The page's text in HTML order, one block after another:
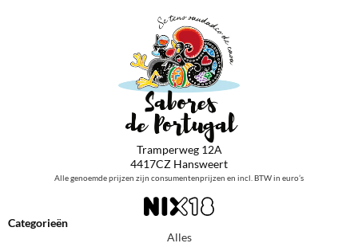
Tramperweg 12A
4417CZ Hansweert
Alle genoemde prijzen zijn consumentenprijzen en incl. BTW in euro’s
Categorieën
Alles